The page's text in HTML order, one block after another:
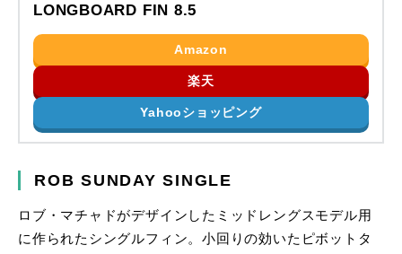
LONGBOARD FIN 8.5
Amazon
楽天
Yahooショッピング
ROB SUNDAY SINGLE
ロブ・マチャドがデザインしたミッドレングスモデル用
に作られたシングルフィン。小回りの効いたピボットタ